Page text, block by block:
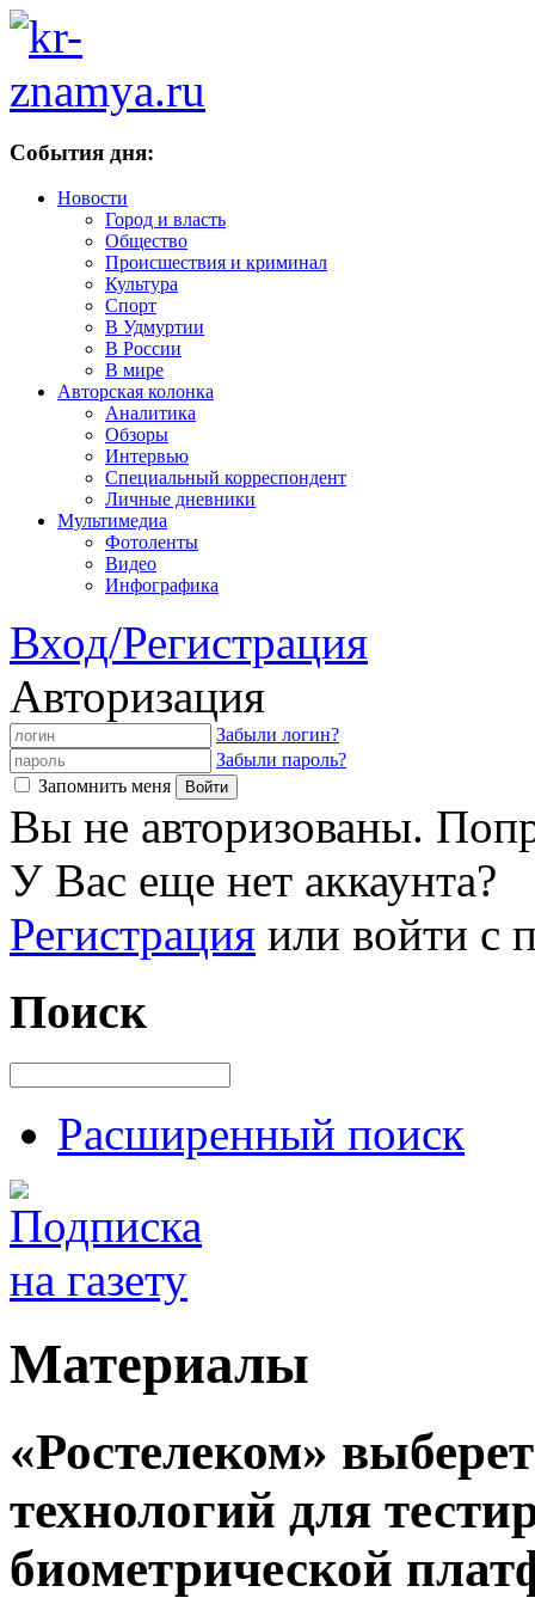
События дня:
Новости
Город и власть
Общество
Происшествия и криминал
Культура
Спорт
В Удмуртии
В России
В мире
Авторская колонка
Аналитика
Обзоры
Интервью
Специальный корреспондент
Личные дневники
Мультимедиа
Фотоленты
Видео
Инфографика
Вход/Регистрация
Авторизация
Забыли логин?
Забыли пароль?
Запомнить меня
Вы не авторизованы.
У Вас еще нет аккаунта?
Регистрация или войти с
Поиск
Расширенный поиск
Материалы
«Ростелеком»
технологий для
биометрической